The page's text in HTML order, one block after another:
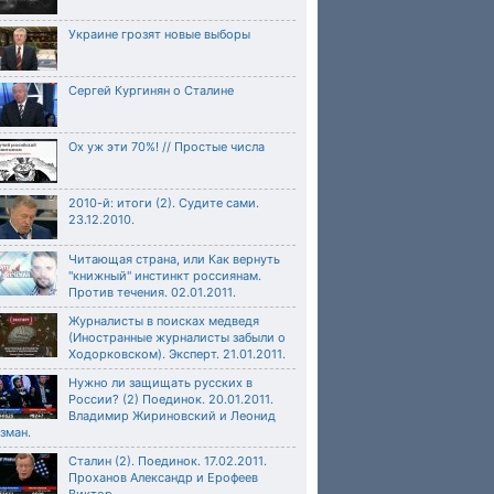
Украине грозят новые выборы
Сергей Кургинян о Сталине
Ох уж эти 70%! // Простые числа
2010-й: итоги (2). Судите сами.
23.12.2010.
Читающая страна, или Как вернуть
"книжный" инстинкт россиянам.
Против течения. 02.01.2011.
Журналисты в поисках медведя
(Иностранные журналисты забыли о
Ходорковском). Эксперт. 21.01.2011.
Нужно ли защищать русских в
России? (2) Поединок. 20.01.2011.
Владимир Жириновский и Леонид
Сталин (2). Поединок. 17.02.2011.
Проханов Александр и Ерофеев